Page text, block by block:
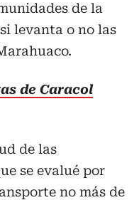
de la
levanta o no las
de Caracol
de las
se evalué por
no más de